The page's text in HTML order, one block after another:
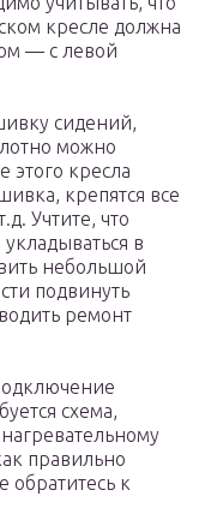
кресле должна
— с левой
сидений,
можно
этого кресла
крепятся все
Учтите, что
в
небольшой
подвинуть
ремонт
схема,
правильно
обратитесь к